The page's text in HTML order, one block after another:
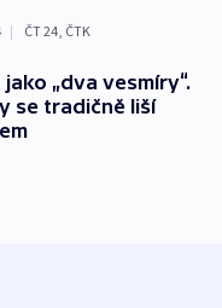
| ČT 24, ČTK
„dva vesmíry“.
se tradičně liší